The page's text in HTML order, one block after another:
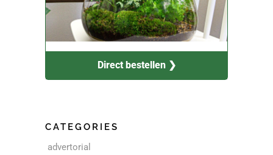
Direct bestellen ❯
CATEGORIES
advertorial